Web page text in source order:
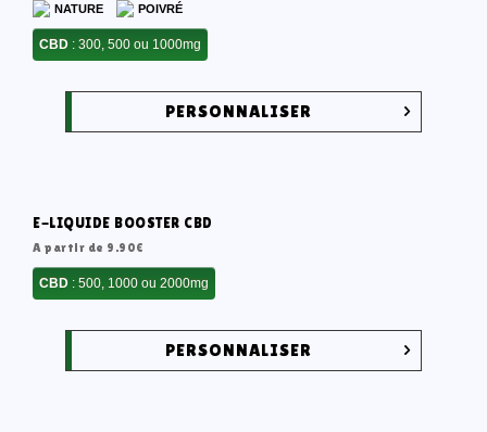
NATURE POIVRÉ
CBD : 300, 500 ou 1000mg
PERSONNALISER
E-LIQUIDE BOOSTER CBD
A partir de 9.90€
CBD : 500, 1000 ou 2000mg
PERSONNALISER